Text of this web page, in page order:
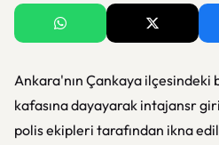
Ankara'nın Çankaya ilçesindeki
kafasına dayayarak intajansr
polis ekipleri tarafından ikna